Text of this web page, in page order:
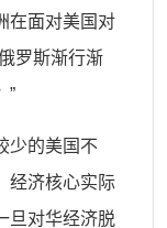
在面对美国对
罗斯渐行渐
”
的美国不
经济核心实际
旦对华经济脱